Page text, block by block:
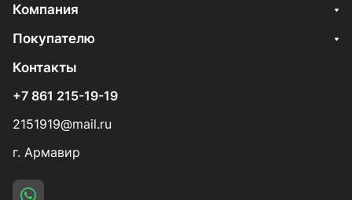
Компания
Покупателю
Контакты
+7 861 215-19-19
2151919@mail.ru
г. Армавир